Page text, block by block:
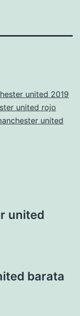
united 2019
united rojo
united
united
barata